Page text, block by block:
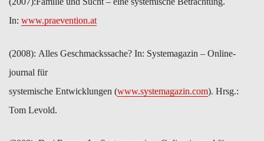
In: www.praevention.at
(2008): ​Alles Geschmackssache? In: Systemagazin – Online-
journal für
systemische Entwicklungen (www.systemagazin.com). Hrsg.:
Tom Levold.